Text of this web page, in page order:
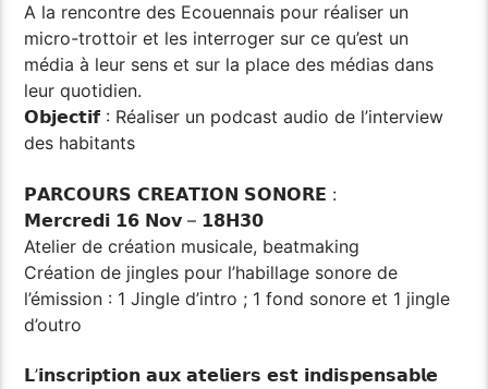
A la rencontre des Ecouennais pour réaliser un
micro-trottoir et les interroger sur ce qu’est un
média à leur sens et sur la place des médias dans
leur quotidien.
𝗢𝗯𝗷𝗲𝗰𝘁𝗶𝗳 : Réaliser un podcast audio de l’interview
des habitants
𝗣𝗔𝗥𝗖𝗢𝗨𝗥𝗦 𝗖𝗥𝗘𝗔𝗧𝗜𝗢𝗡 𝗦𝗢𝗡𝗢𝗥𝗘 :
𝗠𝗲𝗿𝗰𝗿𝗲𝗱𝗶 𝟭𝟲 𝗡𝗼𝘃 – 𝟭𝟴𝗛𝟯𝟬
Atelier de création musicale, beatmaking
Création de jingles pour l’habillage sonore de
l’émission : 1 Jingle d’intro ; 1 fond sonore et 1 jingle
d’outro
𝗟’𝗶𝗻𝘀𝗰𝗿𝗶𝗽𝘁𝗶𝗼𝗻 𝗮𝘂𝘅 𝗮𝘁𝗲𝗹𝗶𝗲𝗿𝘀 𝗲𝘀𝘁 𝗶𝗻𝗱𝗶𝘀𝗽𝗲𝗻𝘀𝗮𝗯𝗹𝗲